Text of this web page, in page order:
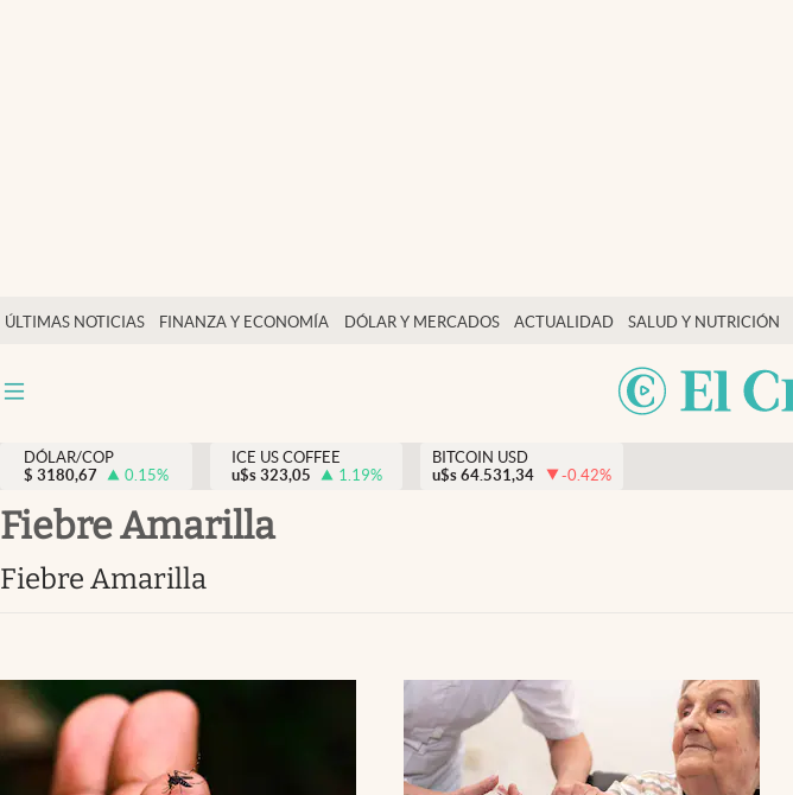
ÚLTIMAS NOTICIAS FINANZA Y ECONOMÍA DÓLAR Y MERCADOS ACTUALIDAD SALUD Y NUTRICIÓN
Dólar y mercados
DÓLAR/COP
$ 3180,67 0.15%
ICE US COFFEE
u$s 323,05 1.19%
BITCOIN USD
u$s 64.531,34 -0.42%
Fiebre Amarilla
Fiebre Amarilla